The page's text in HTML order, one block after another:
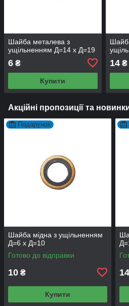
Шайба металева з
ущільненням Д=14 х Д=19
6 ₴
Купити
14₴
Акційні пропозиції та
Подарунок
Шайба мідна з ущільненням
Д=6 х Д=10
Готово до відправки
10 ₴
Купити
14